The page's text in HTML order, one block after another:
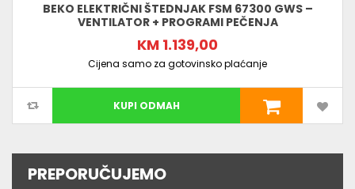
BEKO ELEKTRIČNI ŠTEDNJAK FSM 67300 GWS –
VENTILATOR + PROGRAMI PEČENJA
KM 1.139,00
Cijena samo za gotovinsko plaćanje
KUPI ODMAH
PREPORUČUJEMO